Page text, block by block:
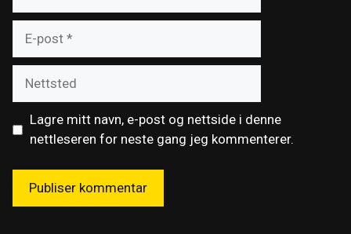
post
Lagre mitt navn, e-post og nettside i denne
nettleseren for neste gang jeg kommenterer.